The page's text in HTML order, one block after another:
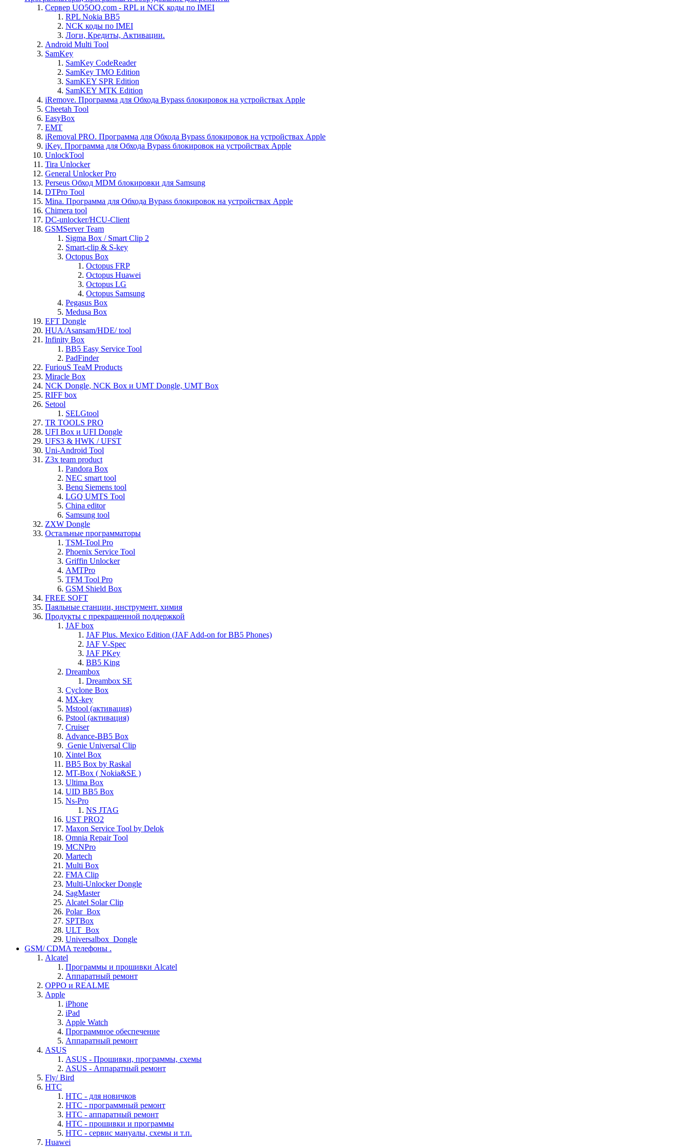
Сервер UO5OQ.com - RPL и NCK коды по IMEI
RPL Nokia BB5
NCK коды по IMEI
Логи, Кредиты, Активации.
Android Multi Tool
SamKey
SamKey CodeReader
SamKey TMO Edition
SamKEY SPR Edition
SamKEY MTK Edition
iRemove. Программа для Обхода Bypass блокировок на устройствах Apple
Cheetah Tool
EasyBox
EMT
iRemoval PRO. Программа для Обхода Bypass блокировок на устройствах Apple
iKey. Программа для Обхода Bypass блокировок на устройствах Apple
UnlockTool
Tira Unlocker
General Unlocker Pro
Perseus Обход MDM блокировки для Samsung
DTPro Tool
Mina. Программа для Обхода Bypass блокировок на устройствах Apple
Chimera tool
DC-unlocker/HCU-Client
GSMServer Team
Sigma Box / Smart Clip 2
Smart-clip & S-key
Octopus Box
Octopus FRP
Octopus Huawei
Octopus LG
Octopus Samsung
Pegasus Box
Medusa Box
EFT Dongle
HUA/Asansam/HDE/ tool
Infinity Box
BB5 Easy Service Tool
PadFinder
FuriouS TeaM Products
Miracle Box
NCK Dongle, NCK Box и UMT Dongle, UMT Box
RIFF box
Setool
SELGtool
TR TOOLS PRO
UFI Box и UFI Dongle
UFS3 & HWK / UFST
Uni-Android Tool
Z3x team product
Pandora Box
NEC smart tool
Benq Siemens tool
LGQ UMTS Tool
China editor
Samsung tool
ZXW Dongle
Остальные программаторы
TSM-Tool Pro
Phoenix Service Tool
Griffin Unlocker
AMTPro
TFM Tool Pro
GSM Shield Box
FREE SOFT
Паяльные станции, инструмент. химия
Продукты с прекращенной поддержкой
JAF box
JAF Plus. Mexico Edition (JAF Add-on for BB5 Phones)
JAF V-Spec
JAF PKey
BB5 King
Dreambox
Dreambox SE
Cyclone Box
MX-key
Mstool (активация)
Pstool (активация)
Cruiser
Advance-BB5 Box
Genie Universal Clip
Xintel Box
BB5 Box by Raskal
MT-Box ( Nokia&SE )
Ultima Box
UID BB5 Box
Ns-Pro
NS JTAG
UST PRO2
Maxon Service Tool by Delok
Omnia Repair Tool
MCNPro
Martech
Multi Box
FMA Clip
Multi-Unlocker Dongle
SagMaster
Alcatel Solar Clip
Polar_Box
SPTBox
ULT_Box
Universalbox_Dongle
GSM/ CDMA телефоны .
Alcatel
Программы и прошивки Alcatel
Аппаратный ремонт
OPPO и REALME
Apple
iPhone
iPad
Apple Watch
Программное обеспечение
Аппаратный ремонт
ASUS
ASUS - Прошивки, программы, схемы
ASUS - Аппаратный ремонт
Fly/ Bird
HTC
HTC - для новичков
HTC - программный ремонт
HTC - аппаратный ремонт
HTC - прошивки и программы
HTC - cервис мануалы, схемы и т.п.
Huawei